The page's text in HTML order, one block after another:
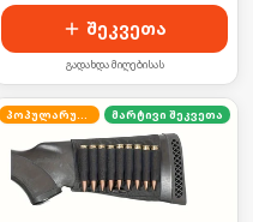
შეკვეთა
გადახდა მიღებისას
მარტივი შეკვეთა